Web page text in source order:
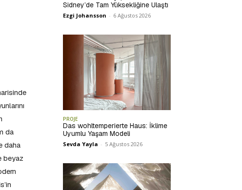
da
daha
beyaz
Sidney’de Tam Yüksekliğine Ulaştı
Ezgi Johansson - 6 Ağustos 2026
PROJE
Das wohltemperierte Haus: İklime
Uyumlu Yaşam Modeli
Sevda Yayla - 5 Ağustos 2026